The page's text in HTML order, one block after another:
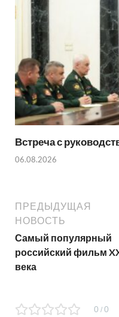
Встреча с
06.08.2026
ПРЕДЫДУЩАЯ
НОВОСТЬ
Самый популярный
российский фильм
века
0 / 0